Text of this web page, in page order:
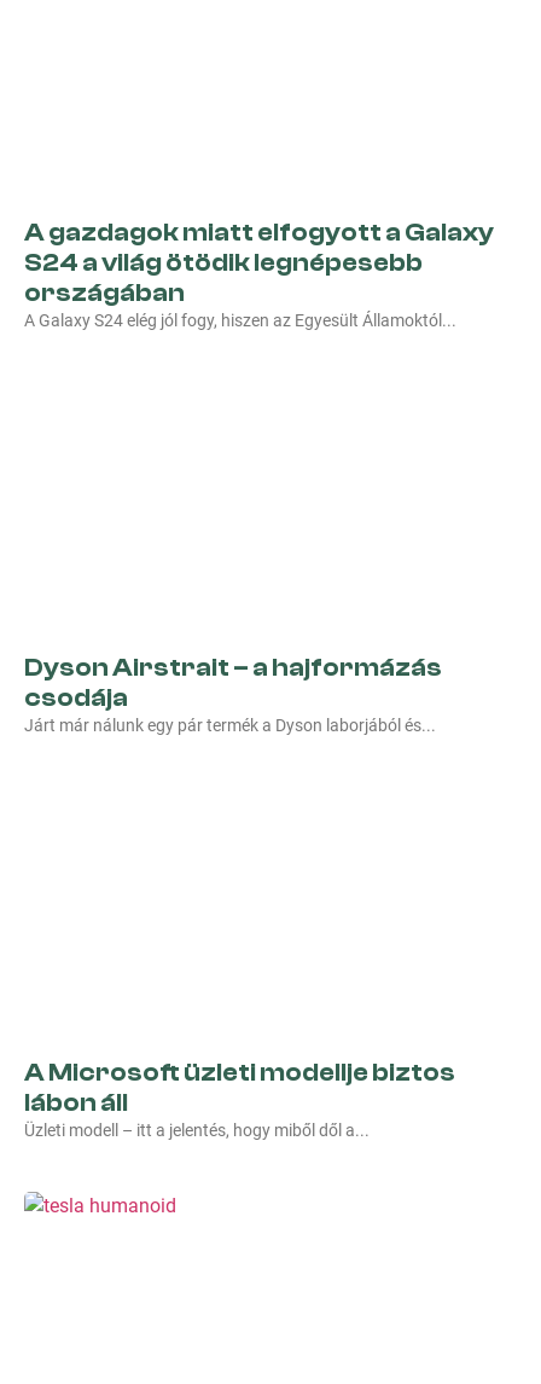
A gazdagok miatt elfogyott a Galaxy
S24 a világ ötödik legnépesebb
országában
A Galaxy S24 elég jól fogy, hiszen az Egyesült Államoktól
Dyson Airstrait – a hajformázás
csodája
Járt már nálunk egy pár termék a Dyson laborjából és
A Microsoft üzleti modellje biztos
lábon áll
Üzleti modell – itt a jelentés, hogy miből dől a